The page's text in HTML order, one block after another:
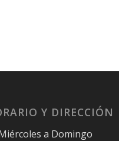
Y DIRECCIÓN
a Domingo